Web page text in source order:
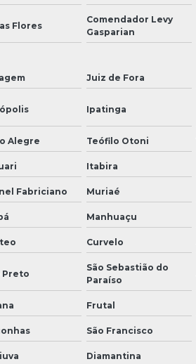
Flores
Comendador Levy
Gasparian
Juiz de Fora
Ipatinga
Alegre Teófilo Otoni
Itabira
Fabriciano Muriaé
Manhuaçu
Curvelo
Preto
São Sebastião do
Paraíso
Frutal
São Francisco
Diamantina